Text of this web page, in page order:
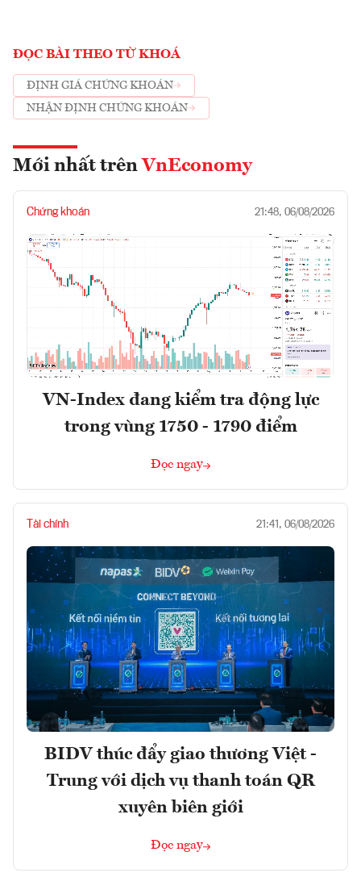
ĐỌC BÀI THEO TỪ KHOÁ
ĐỊNH GIÁ CHỨNG KHOÁN
NHẬN ĐỊNH CHỨNG KHOÁN
Mới nhất trên VnEconomy
Chứng khoán 21:48, 06/08/2026
VN-Index đang kiểm tra động lực
trong vùng 1750 - 1790 điểm
Đọc ngay
Tài chính 21:41, 06/08/2026
BIDV thúc đẩy giao thương Việt -
Trung với dịch vụ thanh toán QR
xuyên biên giới
Đọc ngay